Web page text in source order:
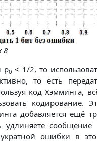
8
p0 < 1/2, то
то есть
код Хэмминга,
кодирование.
добавляется ещё
удлиняете сообщение
ошибки в